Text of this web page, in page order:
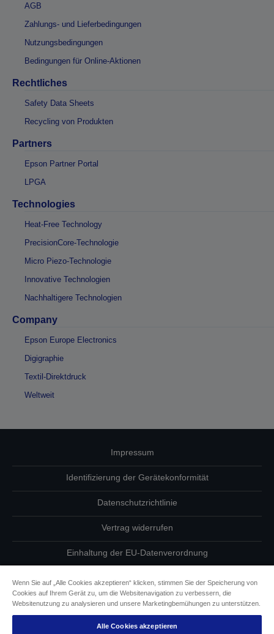
AGB
Zahlungs- und Lieferbedingungen
Nutzungsbedingungen
Bedingungen für Online-Aktionen
Rechtliches
Safety Data Sheets
Recycling von Produkten
Partners
Epson Partner Portal
LPGA
Technologies
Heat-Free Technology
PrecisionCore-Technologie
Micro Piezo-Technologie
Innovative Technologien
Nachhaltigere Technologien
Company
Epson Europe Electronics
Digigraphie
Textil-Direktdruck
Weltweit
Impressum
Identifizierung der Gerätekonformität
Datenschutzrichtlinie
Vertrag widerrufen
Einhaltung der EU-Datenverordnung
Informationen zu Cookies
Epson Engagement für Barrierefreiheit
Wenn Sie auf „Alle Cookies akzeptieren“ klicken, stimmen Sie der Speicherung von
Cookies auf Ihrem Gerät zu, um die Websitenavigation zu verbessern, die
Websitenutzung zu analysieren und unsere Marketingbemühungen zu unterstützen.
Alle Cookies akzeptieren